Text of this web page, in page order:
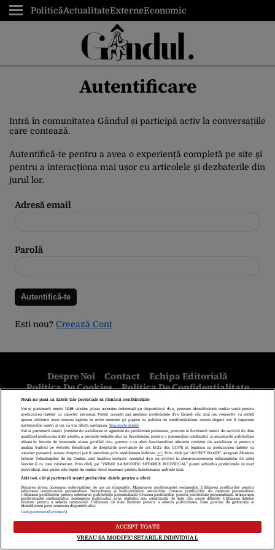
PoliticăActualitateExterneEconomic
Autentificare
Intră în comunitatea Gândul și participă activ la conversațiile
care contează.
Autentifică-te pentru a avea o experiență completă pe site și
pentru a interacționa mai ușor cu articolele și dezbaterile din
jurul lor.
Adresă email
Parolă
Esti nou? Creează Cont
Despre Noi Contact
Echipa Editorială
Politica De Cookies
Politica De Confidențialitate
Termeni Și Condiții
copyright © 2026
Citarea se poate face în limita a 250 de semne. Nici o instituţie sau persoană
(site-uri, instituţii mass-media, firme de monitorizare) nu poate reproduce
integral scrierile publicistice purtătoare de Drepturi de Autor.
Decizia ONJN nr. 1598/16.09.2021. Jocurile de noroc sunt interzise
minorilor.